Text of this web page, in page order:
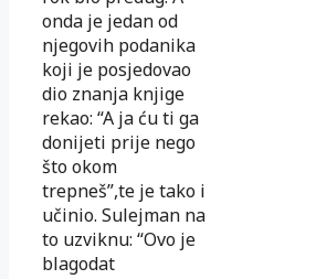
onda je jedan od
njegovih podanika
koji je posjedovao
dio znanja knjige
rekao: “A ja ću ti ga
donijeti prije nego
što okom
trepneš”,te je tako i
učinio. Sulejman na
to uzviknu: “Ovo je
blagodat